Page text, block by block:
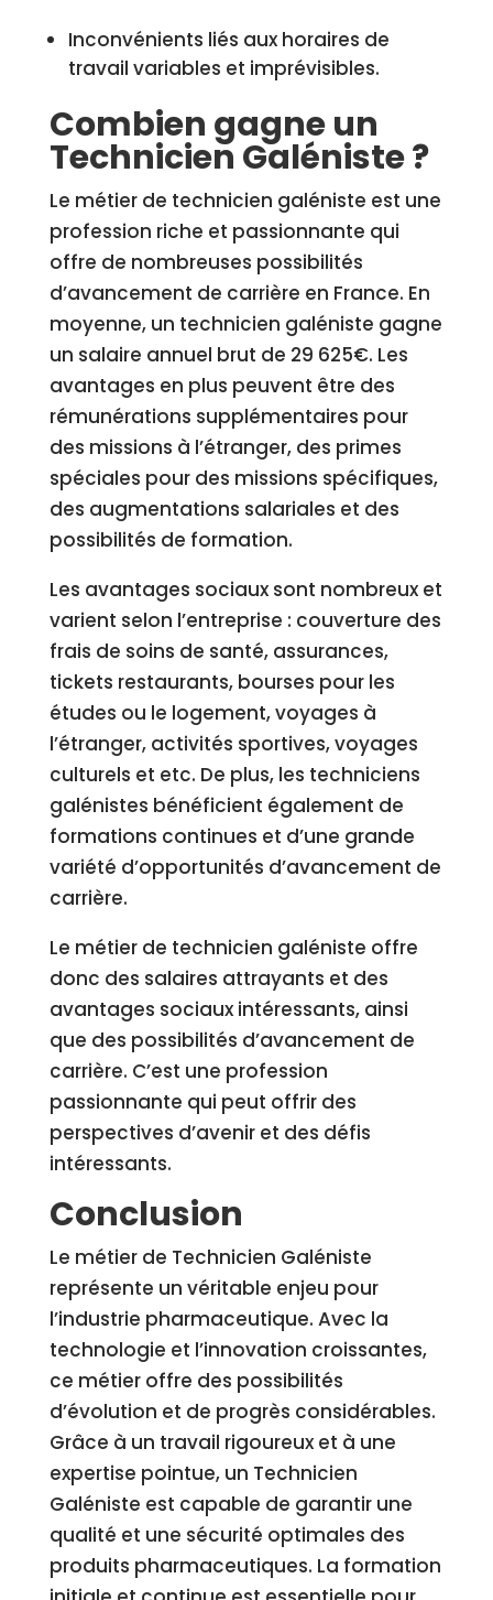
Inconvénients liés aux horaires de
travail variables et imprévisibles.
Combien gagne un
Technicien Galéniste ?
Le métier de technicien galéniste est une
profession riche et passionnante qui
offre de nombreuses possibilités
d’avancement de carrière en France. En
moyenne, un technicien galéniste gagne
un salaire annuel brut de 29 625€. Les
avantages en plus peuvent être des
rémunérations supplémentaires pour
des missions à l’étranger, des primes
spéciales pour des missions spécifiques,
des augmentations salariales et des
possibilités de formation.
Les avantages sociaux sont nombreux et
varient selon l’entreprise : couverture des
frais de soins de santé, assurances,
tickets restaurants, bourses pour les
études ou le logement, voyages à
l’étranger, activités sportives, voyages
culturels et etc. De plus, les techniciens
galénistes bénéficient également de
formations continues et d’une grande
variété d’opportunités d’avancement de
carrière.
Le métier de technicien galéniste offre
donc des salaires attrayants et des
avantages sociaux intéressants, ainsi
que des possibilités d’avancement de
carrière. C’est une profession
passionnante qui peut offrir des
perspectives d’avenir et des défis
intéressants.
Conclusion
Le métier de Technicien Galéniste
représente un véritable enjeu pour
l’industrie pharmaceutique. Avec la
technologie et l’innovation croissantes,
ce métier offre des possibilités
d’évolution et de progrès considérables.
Grâce à un travail rigoureux et à une
expertise pointue, un Technicien
Galéniste est capable de garantir une
qualité et une sécurité optimales des
produits pharmaceutiques. La formation